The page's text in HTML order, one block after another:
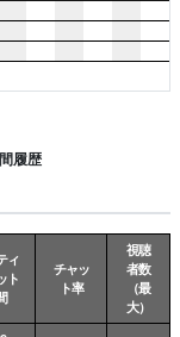
履歴
ィ
ト
チャッ
ト率
視聴
者数
（最
大）